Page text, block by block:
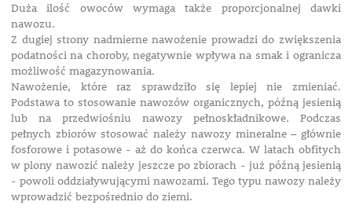
Duża ilość owoców wymaga także proporcjonalnej dawki
nawozu.
Z dugiej strony nadmierne nawożenie prowadzi do zwiększenia
podatności na choroby, negatywnie wpływa na smak i ogranicza
możliwość magazynowania.
Nawożenie, które raz sprawdziło się lepiej nie zmieniać.
Podstawa to stosowanie nawozów organicznych, późną jesienią
lub na przedwiośniu nawozy pełnoskładnikowe. Podczas
pełnych zbiorów stosować należy nawozy mineralne – głównie
fosforowe i potasowe - aż do końca czerwca. W latach obfitych
w plony nawozić należy jeszcze po zbiorach - już późną jesienią
- powoli oddziaływującymi nawozami. Tego typu nawozy należy
wprowadzić bezpośrednio do ziemi.